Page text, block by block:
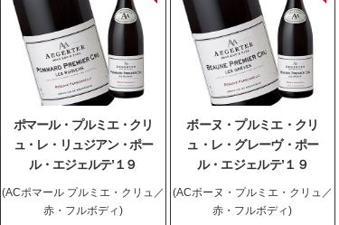
ポマール・プルミエ・クリ
ュ・レ・リュジアン・ポー
ル・エジェルテ’１９
(ACポマール プルミエ・クリュ／
赤・フルボディ)
ボーヌ・プルミエ・クリ
ュ・レ・グレーヴ・ポー
ル・エジェルテ’１９
(ACボーヌ・プルミエ・クリュ／
赤・フルボディ)